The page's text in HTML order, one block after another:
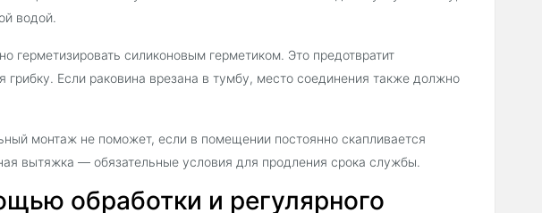
водой.
силиконовым герметиком. Это предотвратит
грибку. Если раковина врезана в тумбу, место соединения также должно
монтаж не поможет, если в помещении постоянно скапливается
вытяжка — обязательные условия для продления срока службы.
обработки и регулярного